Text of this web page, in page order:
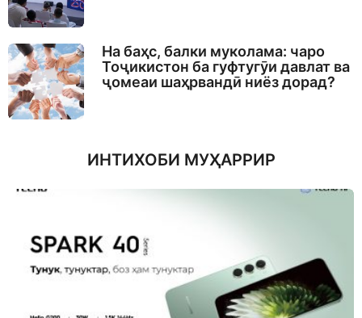
На баҳс, балки муколама: чаро
Тоҷикистон ба гуфтугӯи давлат ва
ҷомеаи шаҳрвандӣ ниёз дорад?
ИНТИХОБИ МУҲАРРИР